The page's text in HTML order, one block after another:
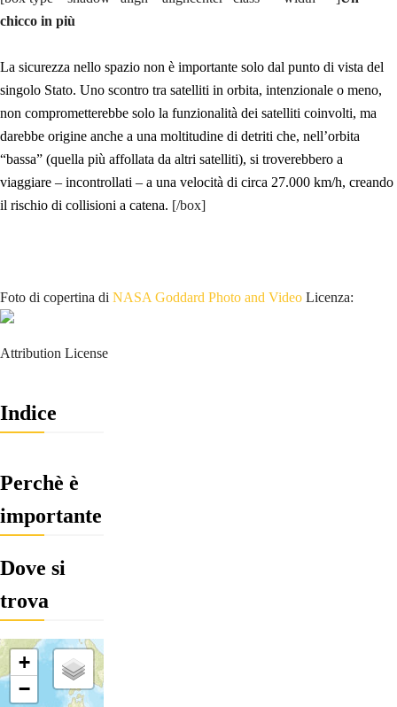
chicco in più
La sicurezza nello spazio non è importante solo dal punto di vista del
singolo Stato. Uno scontro tra satelliti in orbita, intenzionale o meno,
non comprometterebbe solo la funzionalità dei satelliti coinvolti, ma
darebbe origine anche a una moltitudine di detriti che, nell’orbita
“bassa” (quella più affollata da altri satelliti), si troverebbero a
viaggiare – incontrollati – a una velocità di circa 27.000 km/h, creando
il rischio di collisioni a catena. [/box]
Foto di copertina di NASA Goddard Photo and Video Licenza:
Attribution License
Indice
Perchè è
importante
Dove si
trova